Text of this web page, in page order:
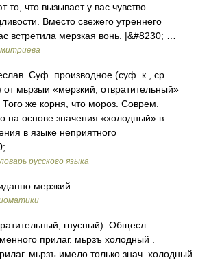
то, что вызывает у вас чувство
Вместо свежего утреннего
встретила мерзкая вонь. |&#8230; …
Суф. производное (суф. к , ср.
от мьрзыи «мерзкий, отвратительный»
же корня, что мороз. Соврем.
на основе значения «холодный» в
в языке неприятного
…
русского языка
мерзкий …
гнусный). Общесл.
прилаг. мьрзъ холодный .
мьрзъ имело только знач. холодный